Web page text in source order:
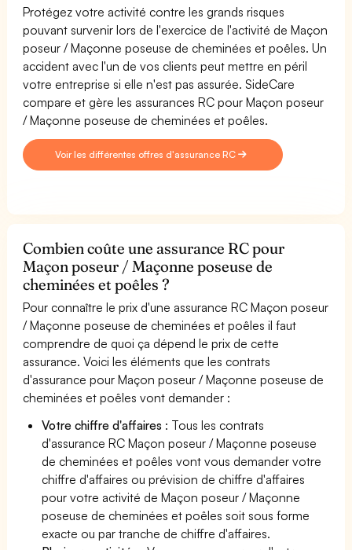
Protégez votre activité contre les grands risques
pouvant survenir lors de l'exercice de l'activité de Maçon
poseur / Maçonne poseuse de cheminées et poêles. Un
accident avec l'un de vos clients peut mettre en péril
votre entreprise si elle n'est pas assurée. SideCare
compare et gère les assurances RC pour Maçon poseur
/ Maçonne poseuse de cheminées et poêles.
Voir les différentes offres d'assurance RC
Combien coûte une assurance RC pour
Maçon poseur / Maçonne poseuse de
cheminées et poêles ?
Pour connaître le prix d'une assurance RC Maçon poseur
/ Maçonne poseuse de cheminées et poêles il faut
comprendre de quoi ça dépend le prix de cette
assurance. Voici les éléments que les contrats
d'assurance pour Maçon poseur / Maçonne poseuse de
cheminées et poêles vont demander :
Votre chiffre d'affaires : Tous les contrats
d'assurance RC Maçon poseur / Maçonne poseuse
de cheminées et poêles vont vous demander votre
chiffre d'affaires ou prévision de chiffre d'affaires
pour votre activité de Maçon poseur / Maçonne
poseuse de cheminées et poêles soit sous forme
exacte ou par tranche de chiffre d'affaires.